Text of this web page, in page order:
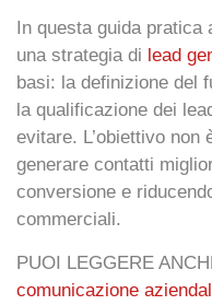
In questa guida
una strategia di lead
basi: la definizione del
la qualificazione dei
evitare. L’obiettivo non
generare contatti
conversione e
commerciali.
PUOI LEGGERE
comunicazione